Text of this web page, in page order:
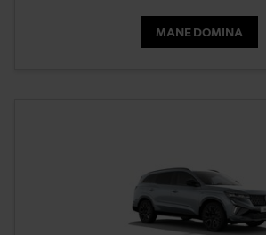
MANE DOMINA